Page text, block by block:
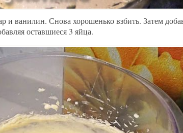
и ванилин. Снова хорошенько взбить. Затем
оставшиеся 3 яйца.